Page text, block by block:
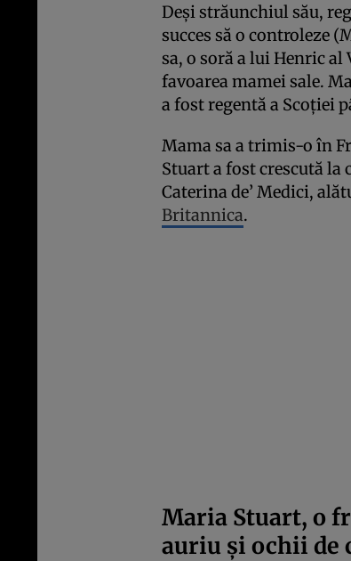
Deși străunchiul său,
succes să o controleze
sa, o soră a lui Henric
favoarea mamei sale.
a fost regentă a Scoției
Mama sa a trimis-o în
Stuart a fost crescută la
Caterina de’ Medici,
Britannica.
Maria Stuart, o
auriu și ochii de